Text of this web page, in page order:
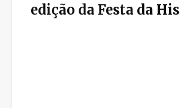
edição da Festa da